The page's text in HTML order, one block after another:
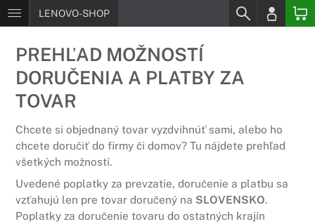
LENOVO-SHOP
PREHĽAD MOŽNOSTÍ
DORUČENIA A PLATBY ZA
TOVAR
Chcete si objednaný tovar vyzdvihnúť sami, alebo ho
chcete doručiť do firmy či domov? Tu nájdete prehľad
všetkých možností.
Uvedené poplatky za prevzatie, doručenie a platbu sa
vzťahujú len pre tovar doručený na SLOVENSKO.
Poplatky za doručenie tovaru do ostatných krajín